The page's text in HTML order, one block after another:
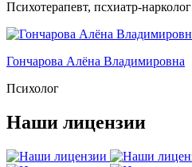
Психотерапевт, псхиатр-нарколог
Гончарова Алёна Владимировна
Психолог
Наши лицензии